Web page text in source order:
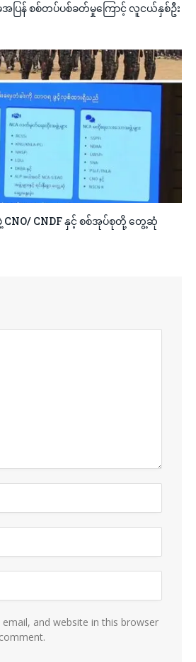
ပြန် စစ်တပ်ပစ်ခတ်မှုကြောင့် လူငယ်နှစ်ဦး
CNO/ CNDF နှင့် စစ်အုပ်စုတို့ တွေ့ဆုံ
email, and website in this browser